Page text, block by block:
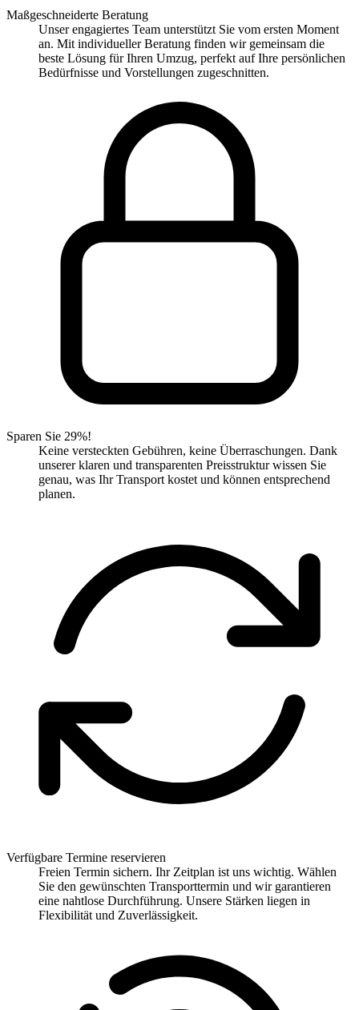
Maßgeschneiderte Beratung
Unser engagiertes Team unterstützt Sie vom ersten Moment
an. Mit individueller Beratung finden wir gemeinsam die
beste Lösung für Ihren Umzug, perfekt auf Ihre persönlichen
Bedürfnisse und Vorstellungen zugeschnitten.
Sparen Sie 29%!
Keine versteckten Gebühren, keine Überraschungen. Dank
unserer klaren und transparenten Preisstruktur wissen Sie
genau, was Ihr Transport kostet und können entsprechend
planen.
Verfügbare Termine reservieren
Freien Termin sichern. Ihr Zeitplan ist uns wichtig. Wählen
Sie den gewünschten Transporttermin und wir garantieren
eine nahtlose Durchführung. Unsere Stärken liegen in
Flexibilität und Zuverlässigkeit.